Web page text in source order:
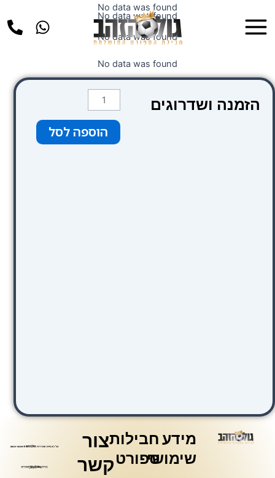
לתוכן
Menu
No data was found
No data was found
No data was found
No data was found
הזמנה ושדרוגים
כמות
של
קטגוריה
1
הוספה לסל
מידע
שימושי
חבילות
ספורט
צור
קשר